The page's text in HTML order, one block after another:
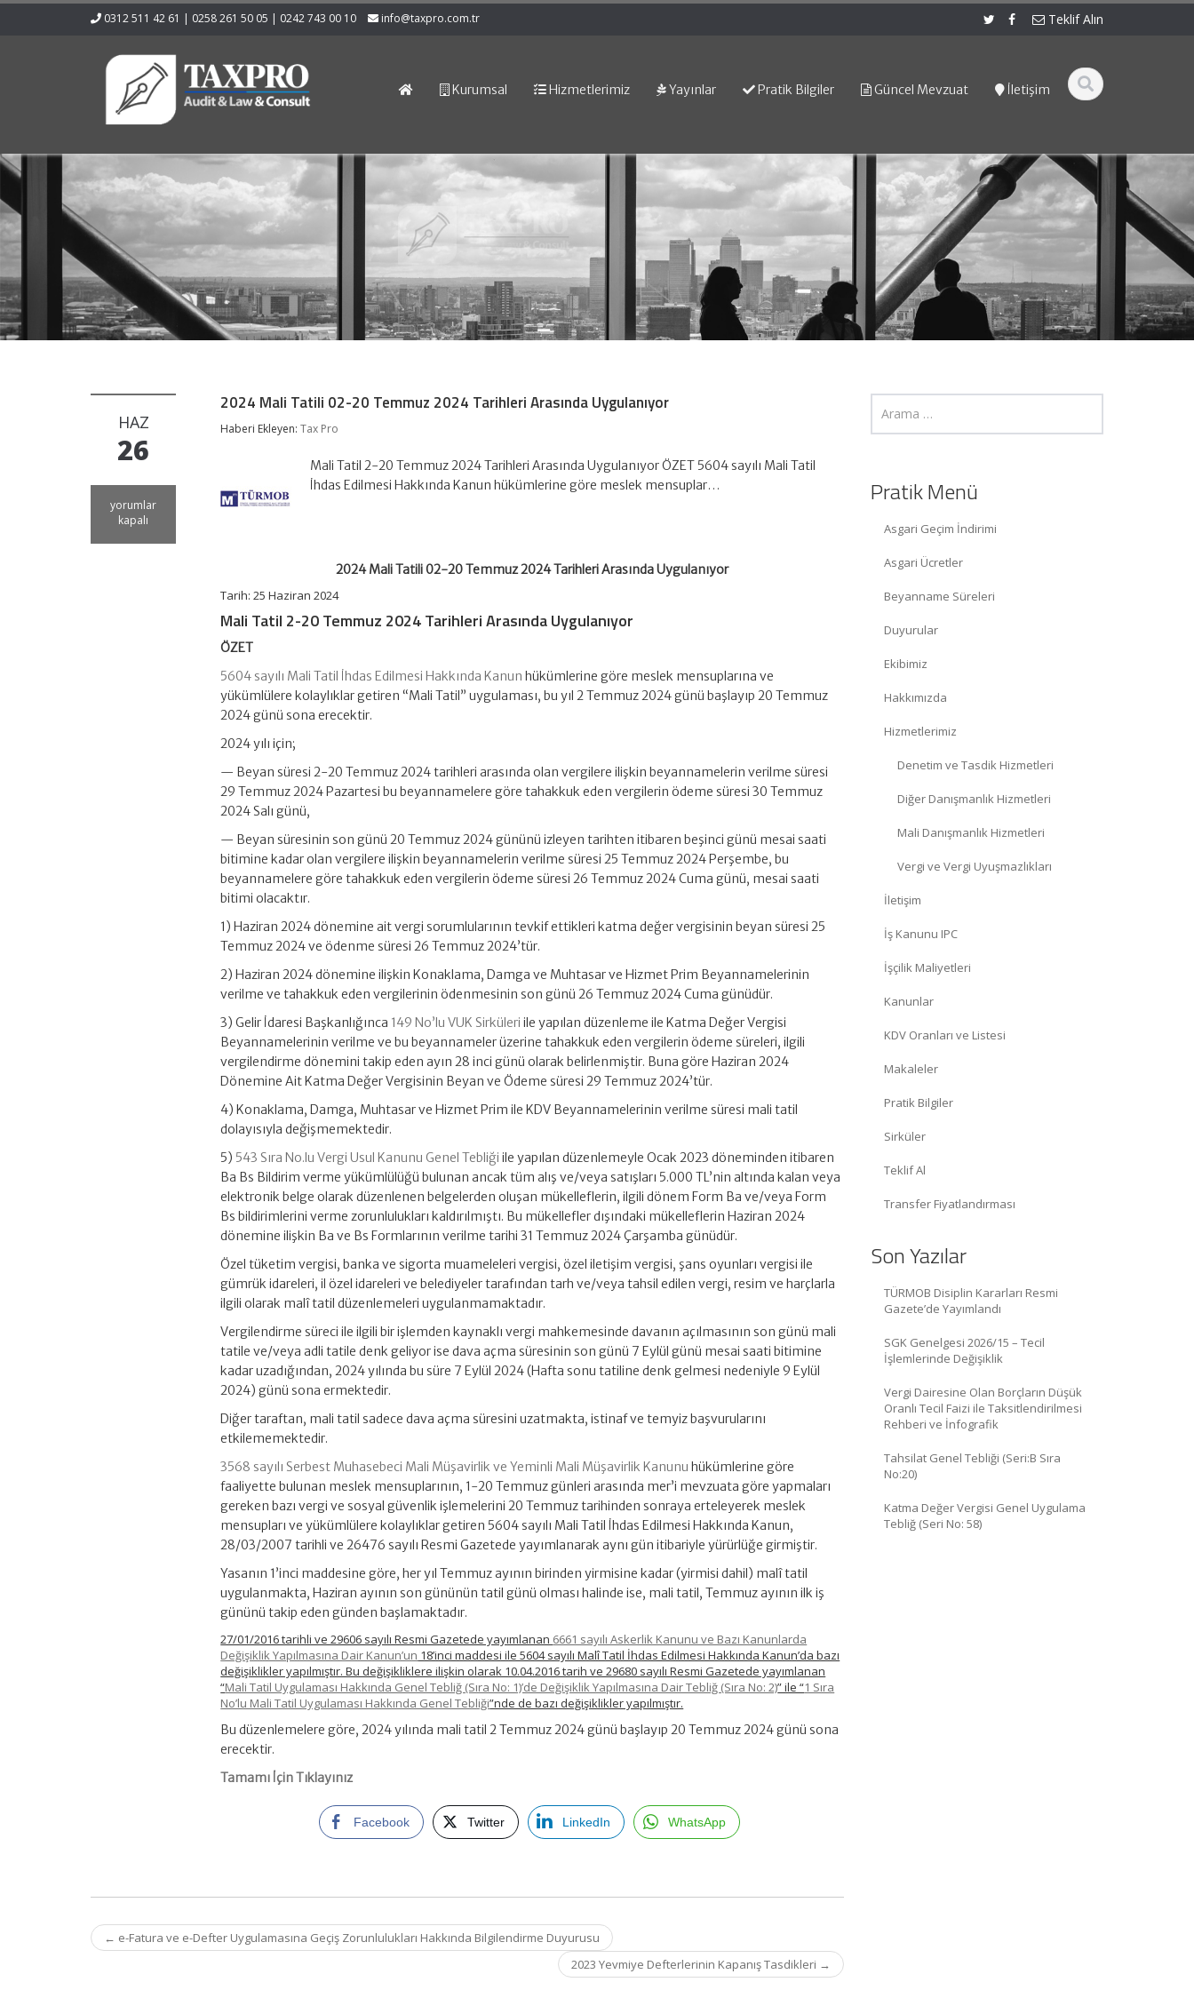
0312 511 42 61 | 0258 261 50 05 | 0242 743 00 10 info@taxpro.com.tr Teklif Alın
Kurumsal Hizmetlerimiz Yayınlar Pratik Bilgiler Güncel Mevzuat İletişim
HAZ
26
2024
Mali
yorumlar
kapalı
2024 Mali Tatili 02-20 Temmuz 2024 Tarihleri Arasında Uygulanıyor
Haberi Ekleyen:Tax Pro
Mali Tatil 2-20 Temmuz 2024 Tarihleri Arasında Uygulanıyor ÖZET 5604 sayılı Mali Tatil
İhdas Edilmesi Hakkında Kanun hükümlerine göre meslek mensuplar…
2024 Mali Tatili 02-20 Temmuz 2024 Tarihleri Arasında Uygulanıyor
Tarih: 25 Haziran 2024
Mali Tatil 2-20 Temmuz 2024 Tarihleri Arasında Uygulanıyor
ÖZET
5604 sayılı Mali Tatil İhdas Edilmesi Hakkında Kanun hükümlerine göre meslek mensuplarına ve
yükümlülere kolaylıklar getiren “Mali Tatil” uygulaması, bu yıl 2 Temmuz 2024 günü başlayıp 20 Temmuz
2024 günü sona erecektir.
2024 yılı için;
— Beyan süresi 2-20 Temmuz 2024 tarihleri arasında olan vergilere ilişkin beyannamelerin verilme süresi
29 Temmuz 2024 Pazartesi bu beyannamelere göre tahakkuk eden vergilerin ödeme süresi 30 Temmuz
2024 Salı günü,
— Beyan süresinin son günü 20 Temmuz 2024 gününü izleyen tarihten itibaren beşinci günü mesai saati
bitimine kadar olan vergilere ilişkin beyannamelerin verilme süresi 25 Temmuz 2024 Perşembe, bu
beyannamelere göre tahakkuk eden vergilerin ödeme süresi 26 Temmuz 2024 Cuma günü, mesai saati
bitimi olacaktır.
1) Haziran 2024 dönemine ait vergi sorumlularının tevkif ettikleri katma değer vergisinin beyan süresi 25
Temmuz 2024 ve ödenme süresi 26 Temmuz 2024’tür.
2) Haziran 2024 dönemine ilişkin Konaklama, Damga ve Muhtasar ve Hizmet Prim Beyannamelerinin
verilme ve tahakkuk eden vergilerinin ödenmesinin son günü 26 Temmuz 2024 Cuma günüdür.
3) Gelir İdaresi Başkanlığınca 149 No’lu VUK Sirküleri ile yapılan düzenleme ile Katma Değer Vergisi
Beyannamelerinin verilme ve bu beyannameler üzerine tahakkuk eden vergilerin ödeme süreleri, ilgili
vergilendirme dönemini takip eden ayın 28 inci günü olarak belirlenmiştir. Buna göre Haziran 2024
Dönemine Ait Katma Değer Vergisinin Beyan ve Ödeme süresi 29 Temmuz 2024’tür.
4) Konaklama, Damga, Muhtasar ve Hizmet Prim ile KDV Beyannamelerinin verilme süresi mali tatil
dolayısıyla değişmemektedir.
5) 543 Sıra No.lu Vergi Usul Kanunu Genel Tebliği ile yapılan düzenlemeyle Ocak 2023 döneminden itibaren
Ba Bs Bildirim verme yükümlülüğü bulunan ancak tüm alış ve/veya satışları 5.000 TL’nin altında kalan veya
elektronik belge olarak düzenlenen belgelerden oluşan mükelleflerin, ilgili dönem Form Ba ve/veya Form
Bs bildirimlerini verme zorunlulukları kaldırılmıştı. Bu mükellefler dışındaki mükelleflerin Haziran 2024
dönemine ilişkin Ba ve Bs Formlarının verilme tarihi 31 Temmuz 2024 Çarşamba günüdür.
Özel tüketim vergisi, banka ve sigorta muameleleri vergisi, özel iletişim vergisi, şans oyunları vergisi ile
gümrük idareleri, il özel idareleri ve belediyeler tarafından tarh ve/veya tahsil edilen vergi, resim ve harçlarla
ilgili olarak malî tatil düzenlemeleri uygulanmamaktadır.
Vergilendirme süreci ile ilgili bir işlemden kaynaklı vergi mahkemesinde davanın açılmasının son günü mali
tatile ve/veya adli tatile denk geliyor ise dava açma süresinin son günü 7 Eylül günü mesai saati bitimine
kadar uzadığından, 2024 yılında bu süre 7 Eylül 2024 (Hafta sonu tatiline denk gelmesi nedeniyle 9 Eylül
2024) günü sona ermektedir.
Diğer taraftan, mali tatil sadece dava açma süresini uzatmakta, istinaf ve temyiz başvurularını
etkilememektedir.
3568 sayılı Serbest Muhasebeci Mali Müşavirlik ve Yeminli Mali Müşavirlik Kanunu hükümlerine göre
faaliyette bulunan meslek mensuplarının, 1-20 Temmuz günleri arasında mer’i mevzuata göre yapmaları
gereken bazı vergi ve sosyal güvenlik işlemelerini 20 Temmuz tarihinden sonraya erteleyerek meslek
mensupları ve yükümlülere kolaylıklar getiren 5604 sayılı Mali Tatil İhdas Edilmesi Hakkında Kanun,
28/03/2007 tarihli ve 26476 sayılı Resmi Gazetede yayımlanarak aynı gün itibariyle yürürlüğe girmiştir.
Yasanın 1’inci maddesine göre, her yıl Temmuz ayının birinden yirmisine kadar (yirmisi dahil) malî tatil
uygulanmakta, Haziran ayının son gününün tatil günü olması halinde ise, mali tatil, Temmuz ayının ilk iş
gününü takip eden günden başlamaktadır.
27/01/2016 tarihli ve 29606 sayılı Resmi Gazetede yayımlanan 6661 sayılı Askerlik Kanunu ve Bazı Kanunlarda
Değişiklik Yapılmasına Dair Kanun’un 18’inci maddesi ile 5604 sayılı Malî Tatil İhdas Edilmesi Hakkında Kanun’da bazı
değişiklikler yapılmıştır. Bu değişikliklere ilişkin olarak 10.04.2016 tarih ve 29680 sayılı Resmi Gazetede yayımlanan
“Mali Tatil Uygulaması Hakkında Genel Tebliğ (Sıra No: 1)’de Değişiklik Yapılmasına Dair Tebliğ (Sıra No: 2)” ile “1 Sıra
No’lu Mali Tatil Uygulaması Hakkında Genel Tebliği”nde de bazı değişiklikler yapılmıştır.
Bu düzenlemelere göre, 2024 yılında mali tatil 2 Temmuz 2024 günü başlayıp 20 Temmuz 2024 günü sona
erecektir.
Tamamı İçin Tıklayınız
Facebook Twitter LinkedIn WhatsApp
Post
navigation
← e-Fatura ve e-Defter Uygulamasına Geçiş Zorunlulukları Hakkında Bilgilendirme Duyurusu
2023 Yevmiye Defterlerinin Kapanış Tasdikleri →
Pratik Menü
Asgari Geçim İndirimi
Asgari Ücretler
Beyanname Süreleri
Duyurular
Ekibimiz
Hakkımızda
Hizmetlerimiz
Denetim ve Tasdik Hizmetleri
Diğer Danışmanlık Hizmetleri
Mali Danışmanlık Hizmetleri
Vergi ve Vergi Uyuşmazlıkları
İletişim
İş Kanunu IPC
İşçilik Maliyetleri
Kanunlar
KDV Oranları ve Listesi
Makaleler
Pratik Bilgiler
Sirküler
Teklif Al
Transfer Fiyatlandırması
Son Yazılar
TÜRMOB Disiplin Kararları Resmi
Gazete’de Yayımlandı
SGK Genelgesi 2026/15 – Tecil
İşlemlerinde Değişiklik
Vergi Dairesine Olan Borçların Düşük
Oranlı Tecil Faizi ile Taksitlendirilmesi
Rehberi ve İnfografik
Tahsilat Genel Tebliği (Seri:B Sıra
No:20)
Katma Değer Vergisi Genel Uygulama
Tebliğ (Seri No: 58)